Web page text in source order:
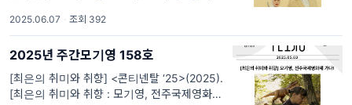
<페니키안 스킴>(2025) “도살장처럼 변해버
린 세상에도 희망은 존재한다.” 웨스 앤더슨의
영화 <그랜드 부다페스트 호
2025.06.07 · 조회 392
2025년 주간모기영 158호
[최은의 취미와 취향] <콘티넨탈 ‘25>(2025).
[최은의 취미와 취향 : 모기영, 전주국제영화제